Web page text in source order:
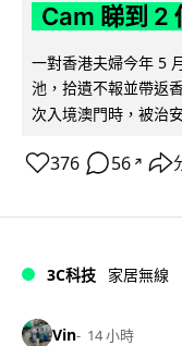
Cam 睇到 2
一對香港夫婦今年 5
池，拾遺不報並帶返
次入境澳門時，被治
376 56 ↗
3C科技 家居無線
Vin 14 小時